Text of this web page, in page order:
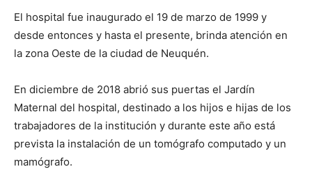
El hospital fue inaugurado el 19 de marzo de 1999 y
desde entonces y hasta el presente, brinda atención en
la zona Oeste de la ciudad de Neuquén.
En diciembre de 2018 abrió sus puertas el Jardín
Maternal del hospital, destinado a los hijos e hijas de los
trabajadores de la institución y durante este año está
prevista la instalación de un tomógrafo computado y un
mamógrafo.